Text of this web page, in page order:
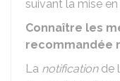
suivant la mise
Connaître les
recommandée
La notificationde